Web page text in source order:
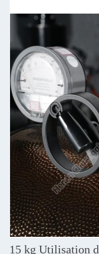
15 kg Utilisation